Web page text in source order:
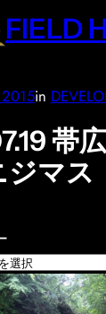
FIELD
in
帯
ジマス